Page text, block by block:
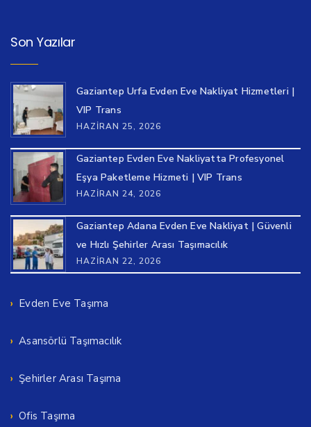
Son Yazılar
Gaziantep Urfa Evden Eve Nakliyat Hizmetleri |
VIP Trans
HAZIRAN 25, 2026
Gaziantep Evden Eve Nakliyatta Profesyonel
Eşya Paketleme Hizmeti | VIP Trans
HAZIRAN 24, 2026
Gaziantep Adana Evden Eve Nakliyat | Güvenli
ve Hızlı Şehirler Arası Taşımacılık
HAZIRAN 22, 2026
Evden Eve Taşıma
Asansörlü Taşımacılık
Şehirler Arası Taşıma
Ofis Taşıma